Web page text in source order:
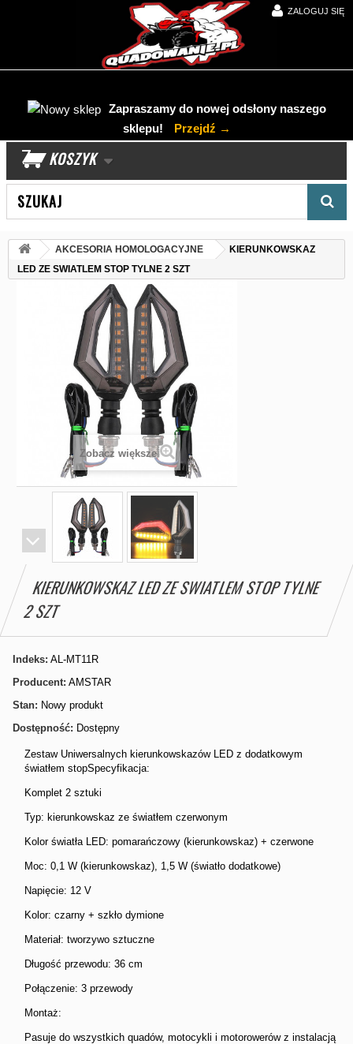
ZALOGUJ SIĘ
Zapraszamy do nowej odsłony naszego
sklepu!
Przejdź →
KOSZYK
AKCESORIA HOMOLOGACYJNE
KIERUNKOWSKAZ
LED ZE SWIATLEM STOP TYLNE 2 SZT
Zobacz większe
KIERUNKOWSKAZ LED ZE SWIATLEM STOP TYLNE
2 SZT
Indeks: AL-MT11R
Producent: AMSTAR
Stan: Nowy produkt
Dostępność: Dostępny
Zestaw Uniwersalnych kierunkowskazów LED z dodatkowym
światłem stopSpecyfikacja:
Komplet 2 sztuki
Typ: kierunkowskaz ze światłem czerwonym
Kolor światła LED: pomarańczowy (kierunkowskaz) + czerwone
Moc: 0,1 W (kierunkowskaz), 1,5 W (światło dodatkowe)
Napięcie: 12 V
Kolor: czarny + szkło dymione
Materiał: tworzywo sztuczne
Długość przewodu: 36 cm
Połączenie: 3 przewody
Montaż:
Pasuje do wszystkich quadów, motocykli i motorowerów z instalacją